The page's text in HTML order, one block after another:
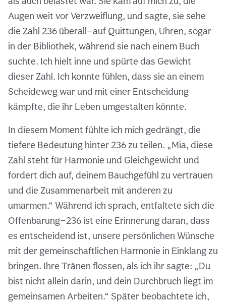
Augen weit vor Verzweiflung, und sagte, sie sehe
die Zahl 236 überall—auf Quittungen, Uhren, sogar
in der Bibliothek, während sie nach einem Buch
suchte. Ich hielt inne und spürte das Gewicht
dieser Zahl. Ich konnte fühlen, dass sie an einem
Scheideweg war und mit einer Entscheidung
kämpfte, die ihr Leben umgestalten könnte.
In diesem Moment fühlte ich mich gedrängt, die
tiefere Bedeutung hinter 236 zu teilen. „Mia, diese
Zahl steht für Harmonie und Gleichgewicht und
fordert dich auf, deinem Bauchgefühl zu vertrauen
und die Zusammenarbeit mit anderen zu
umarmen.“ Während ich sprach, entfaltete sich die
Offenbarung—236 ist eine Erinnerung daran, dass
es entscheidend ist, unsere persönlichen Wünsche
mit der gemeinschaftlichen Harmonie in Einklang zu
bringen. Ihre Tränen flossen, als ich ihr sagte: „Du
bist nicht allein darin, und dein Durchbruch liegt im
gemeinsamen Arbeiten.“ Später beobachtete ich,